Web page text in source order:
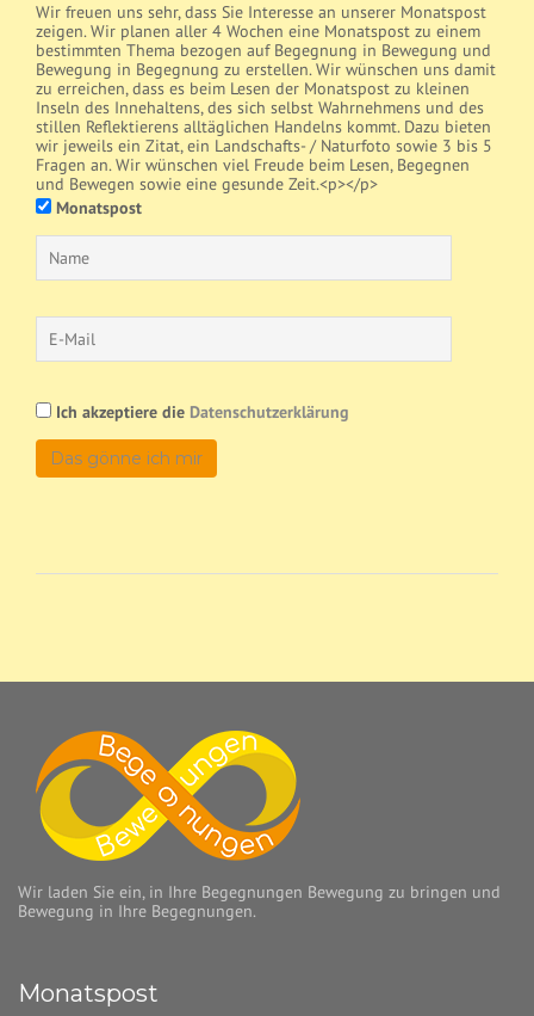
Wir freuen uns sehr, dass Sie Interesse an unserer Monatspost
zeigen. Wir planen aller 4 Wochen eine Monatspost zu einem
bestimmten Thema bezogen auf Begegnung in Bewegung und
Bewegung in Begegnung zu erstellen. Wir wünschen uns damit
zu erreichen, dass es beim Lesen der Monatspost zu kleinen
Inseln des Innehaltens, des sich selbst Wahrnehmens und des
stillen Reflektierens alltäglichen Handelns kommt. Dazu bieten
wir jeweils ein Zitat, ein Landschafts- / Naturfoto sowie 3 bis 5
Fragen an. Wir wünschen viel Freude beim Lesen, Begegnen
und Bewegen sowie eine gesunde Zeit.<p></p>
Monatspost
Ich akzeptiere die Datenschutzerklärung
Das gönne ich mir
Wir laden Sie ein, in Ihre Begegnungen Bewegung zu bringen und
Bewegung in Ihre Begegnungen.
Monatspost